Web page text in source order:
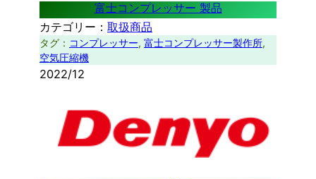
富士コンプレッサー 製品
カテゴリー： 取扱商品
タグ： コンプレッサー, 富士コンプレッサー製作所
空気圧縮機
2022/12